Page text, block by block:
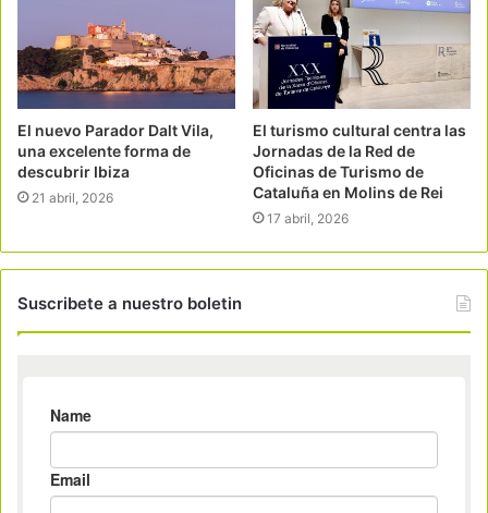
El nuevo Parador Dalt Vila,
una excelente forma de
descubrir Ibiza
21 abril, 2026
El turismo cultural centra las
Jornadas de la Red de
Oficinas de Turismo de
Cataluña en Molins de Rei
17 abril, 2026
Suscribete a nuestro boletin